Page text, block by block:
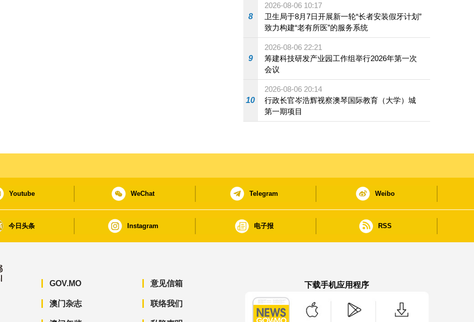
8
2026-08-06 10:17
卫生局于8月7日开展新一轮“长者安装假牙计划”
致力构建“老有所医”的服务系统
9
2026-08-06 22:21
筹建科技研发产业园工作组举行2026年第一次
会议
10
2026-08-06 20:14
行政长官岑浩辉视察澳琴国际教育（大学）城
第一期项目
Youtube WeChat Telegram Weibo
今日头条 Instagram 电子报 RSS
GOV.MO
澳门杂志
意见信箱
联络我们
下载手机应用程序